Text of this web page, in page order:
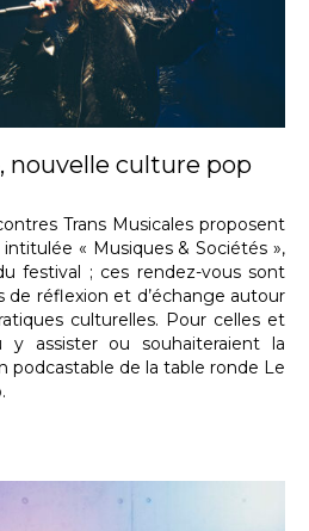
nouvelle culture pop
Trans Musicales proposent
« Musiques & Sociétés »,
festival ; ces rendez-vous sont
réflexion et d’échange autour
culturelles. Pour celles et
y assister ou souhaiteraient la
podcastable de la table ronde Le